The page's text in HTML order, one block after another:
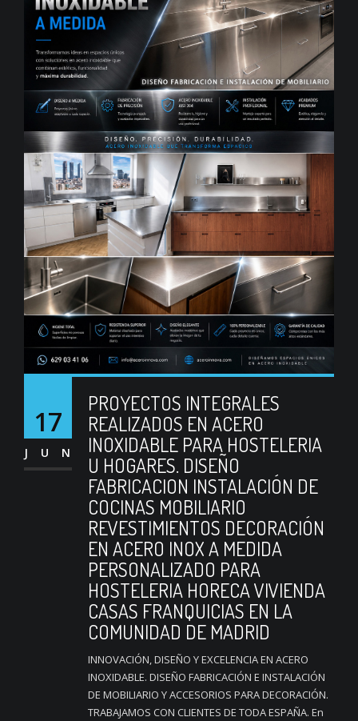
17
JUN
PROYECTOS INTEGRALES
REALIZADOS EN ACERO
INOXIDABLE PARA HOSTELERIA
U HOGARES. DISEÑO
FABRICACION INSTALACIÓN DE
COCINAS MOBILIARIO
REVESTIMIENTOS DECORACIÓN
EN ACERO INOX A MEDIDA
PERSONALIZADO PARA
HOSTELERIA HORECA VIVIENDA
CASAS FRANQUICIAS EN LA
COMUNIDAD DE MADRID
INNOVACIÓN, DISEÑO Y EXCELENCIA EN ACERO
INOXIDABLE. DISEÑO FABRICACIÓN E INSTALACIÓN
DE MOBILIARIO Y ACCESORIOS PARA DECORACIÓN.
TRABAJAMOS CON CLIENTES DE TODA ESPAÑA. En